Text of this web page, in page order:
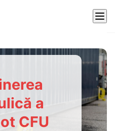
a
CFU